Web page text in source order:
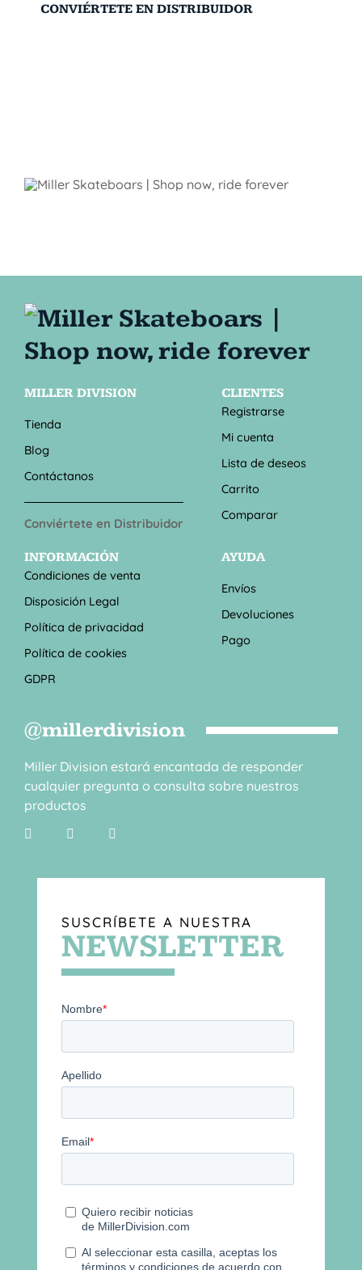
CONVIÉRTETE EN DISTRIBUIDOR
MILLER DIVISION
Tienda
Blog
Contáctanos
Conviértete en Distribuidor
CLIENTES
Registrarse
Mi cuenta
Lista de deseos
Carrito
Comparar
INFORMACIÓN
Condiciones de venta
Disposición Legal
Política de privacidad
Política de cookies
GDPR
AYUDA
Envíos
Devoluciones
Pago
@millerdivision
Miller Division estará encantada de responder
cualquier pregunta o consulta sobre nuestros
productos
SUSCRÍBETE A NUESTRA
NEWSLETTER